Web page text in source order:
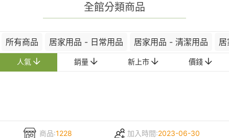
全館分類商品
所有商品 居家用品 - 日常用品 居家用品 - 清潔用品
人氣 銷量 新上市 價錢
商品:1228 加入時間:2023-06-30